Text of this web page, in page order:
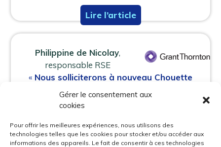
Gérer le consentement aux
cookies
Pour offrir les meilleures expériences, nous utilisons des
technologies telles que les cookies pour stocker et/ou accéder aux
informations des appareils. Le fait de consentir à ces technologies
Lire l’article
Philippine de Nicolay,
responsable RSE
« Nous solliciterons à nouveau Chouette
Impact pour un autre événement car le
format, le tarif et l’état d’esprit
sensibiliser et faire passer à l’action sans
culpabiliser. »